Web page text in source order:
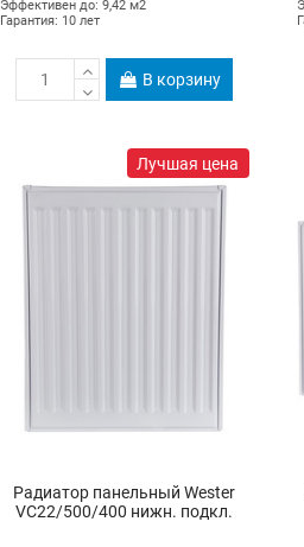
Эффективен до: 9,42 м2
Гарантия: 10 лет
В корзину
Лучшая цена
Радиатор панельный Wester
VC22/500/400 нижн. подкл.